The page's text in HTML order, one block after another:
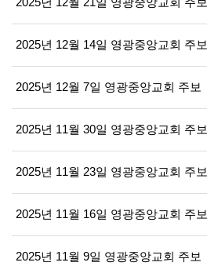
2025년 12월 14일 영광중앙교회 주보
2025년 12월 7일 영광중앙교회 주보
2025년 11월 30일 영광중앙교회 주보
2025년 11월 23일 영광중앙교회 주보
2025년 11월 16일 영광중앙교회 주보
2025년 11월 9일 영광중앙교회 주보